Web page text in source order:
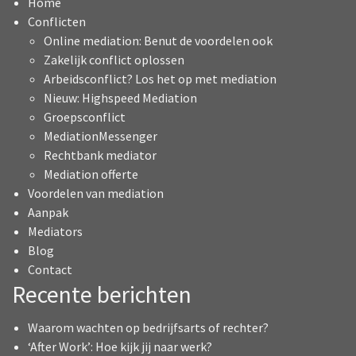
Conflicten
Online mediation: Benut de voordelen ook
Zakelijk conflict oplossen
Arbeidsconflict? Los het op met mediation
Nieuw: Highspeed Mediation
Groepsconflict
MediationMessenger
Rechtbank mediator
Mediation offerte
Voordelen van mediation
Aanpak
Mediators
Blog
Contact
Recente berichten
Waarom wachten op bedrijfsarts of rechter?
‘After Work’: Hoe kijk jij naar werk?